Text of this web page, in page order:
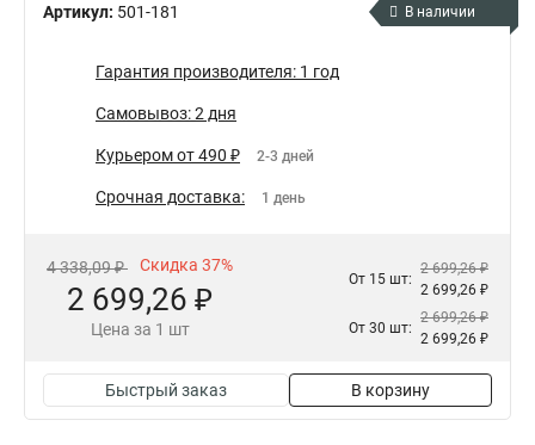
Артикул: 501-181 В наличии
Гарантия производителя: 1 год
Самовывоз: 2 дня
Курьером от 490 ₽ 2-3 дней
Срочная доставка: 1 день
4 338,09 ₽ Скидка 37%
2 699,26 ₽
Цена за 1 шт
От 15 шт:
2 699,26 ₽
2 699,26 ₽
От 30 шт:
2 699,26 ₽
2 699,26 ₽
Быстрый заказ В корзину